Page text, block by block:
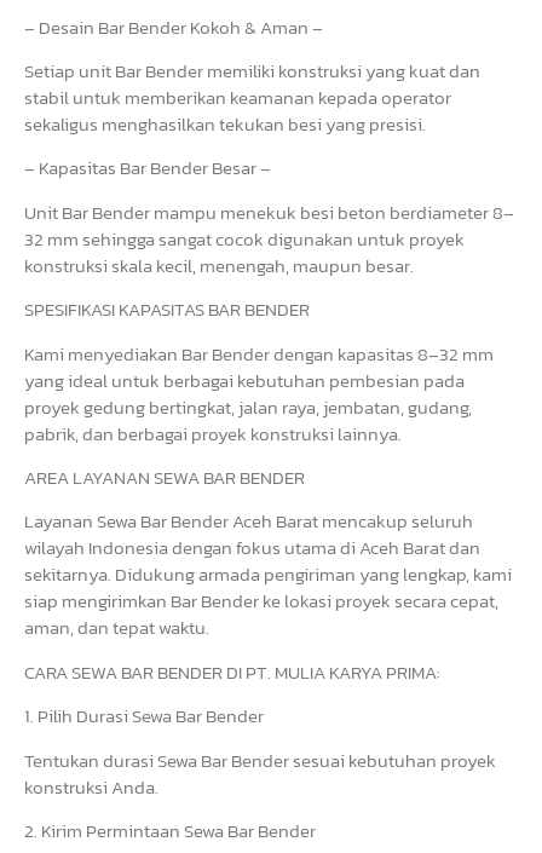
– Desain Bar Bender Kokoh & Aman –
Setiap unit Bar Bender memiliki konstruksi yang kuat dan
stabil untuk memberikan keamanan kepada operator
sekaligus menghasilkan tekukan besi yang presisi.
– Kapasitas Bar Bender Besar –
Unit Bar Bender mampu menekuk besi beton berdiameter 8–
32 mm sehingga sangat cocok digunakan untuk proyek
konstruksi skala kecil, menengah, maupun besar.
SPESIFIKASI KAPASITAS BAR BENDER
Kami menyediakan Bar Bender dengan kapasitas 8–32 mm
yang ideal untuk berbagai kebutuhan pembesian pada
proyek gedung bertingkat, jalan raya, jembatan, gudang,
pabrik, dan berbagai proyek konstruksi lainnya.
AREA LAYANAN SEWA BAR BENDER
Layanan Sewa Bar Bender Aceh Barat mencakup seluruh
wilayah Indonesia dengan fokus utama di Aceh Barat dan
sekitarnya. Didukung armada pengiriman yang lengkap, kami
siap mengirimkan Bar Bender ke lokasi proyek secara cepat,
aman, dan tepat waktu.
CARA SEWA BAR BENDER DI PT. MULIA KARYA PRIMA:
1. Pilih Durasi Sewa Bar Bender
Tentukan durasi Sewa Bar Bender sesuai kebutuhan proyek
konstruksi Anda.
2. Kirim Permintaan Sewa Bar Bender